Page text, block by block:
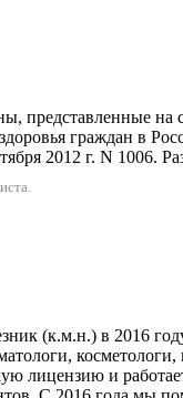
на
граждан в
2012 г. N 1006.
(к.м.н.) в 2016
лицензию и